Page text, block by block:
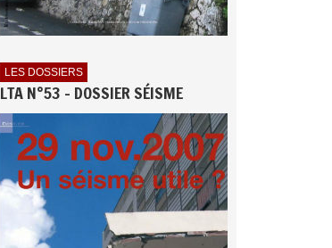
LES DOSSIERS
LTA N°53 - DOSSIER SÉISME